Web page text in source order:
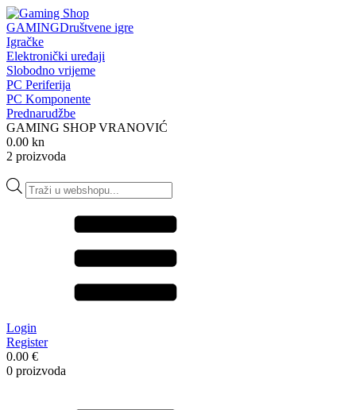
GAMINGDruštvene igre
Igračke
Elektronički uređaji
Slobodno vrijeme
PC Periferija
PC Komponente
Prednarudžbe
GAMING SHOP VRANOVIĆ
0.00 kn
2 proizvoda
Products
search
Login
Register
0.00 €
0 proizvoda